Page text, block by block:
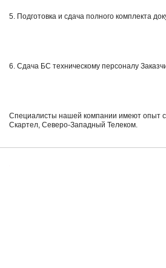
5. Подготовка и сдача полного комплекта
6. Сдача БС техническому персоналу
Специалисты нашей компании имеют опыт
Скартел, Северо-Западный Телеком.